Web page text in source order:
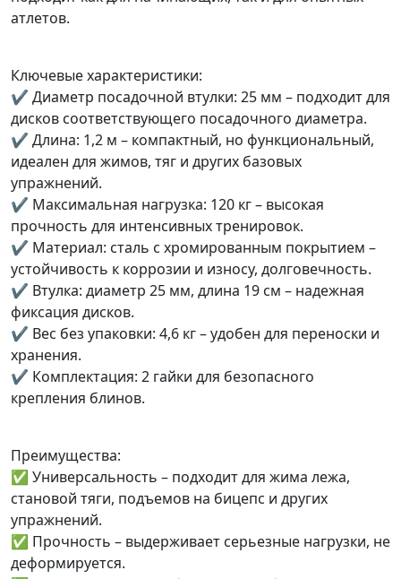
атлетов.
Ключевые характеристики:
✔ Диаметр посадочной втулки: 25 мм – подходит для
дисков соответствующего посадочного диаметра.
✔ Длина: 1,2 м – компактный, но функциональный,
идеален для жимов, тяг и других базовых
упражнений.
✔ Максимальная нагрузка: 120 кг – высокая
прочность для интенсивных тренировок.
✔ Материал: сталь с хромированным покрытием –
устойчивость к коррозии и износу, долговечность.
✔ Втулка: диаметр 25 мм, длина 19 см – надежная
фиксация дисков.
✔ Вес без упаковки: 4,6 кг – удобен для переноски и
хранения.
✔ Комплектация: 2 гайки для безопасного
крепления блинов.
Преимущества:
✅ Универсальность – подходит для жима лежа,
становой тяги, подъемов на бицепс и других
упражнений.
✅ Прочность – выдерживает серьезные нагрузки, не
деформируется.